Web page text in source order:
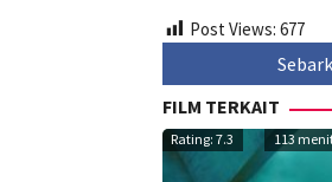
Post Views: 677
FILM TERKAIT
Rating: 7.3 113